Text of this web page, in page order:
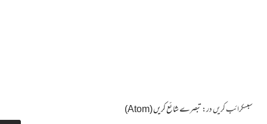
سبسکرائب کریں در:تبصرے شائع کریں (Atom)